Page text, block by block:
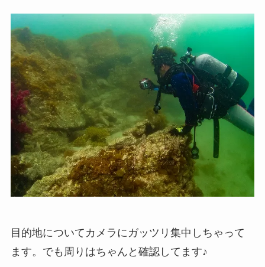
目的地についてカメラにガッツリ集中しちゃって
ます。でも周りはちゃんと確認してます♪